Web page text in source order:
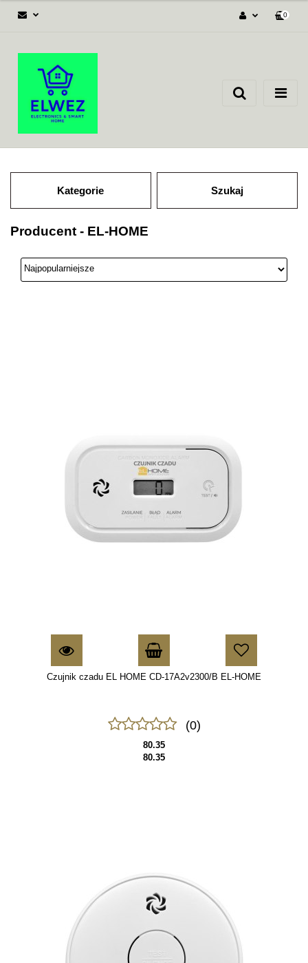
Zgody cookies
0
Kategorie Szukaj
Producent - EL-HOME
Czujnik czadu EL HOME CD-17A2v2300/B EL-HOME
(0)
80.35
80.35